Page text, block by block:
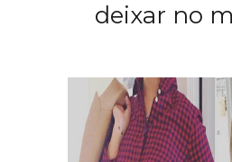
deixar no